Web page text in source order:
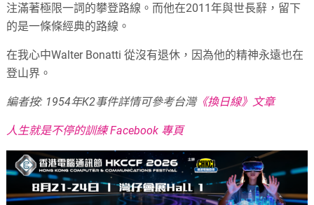
注滿著極限一詞的攀登路線。而他在2011年與世長辭，留下
的是一條條經典的路線。
在我心中Walter Bonatti 從沒有退休，因為他的精神永遠也在
登山界。
編者按: 1954年K2事件詳情可參考台灣《換日線》文章
人生就是不停的訓練 Facebook 專頁